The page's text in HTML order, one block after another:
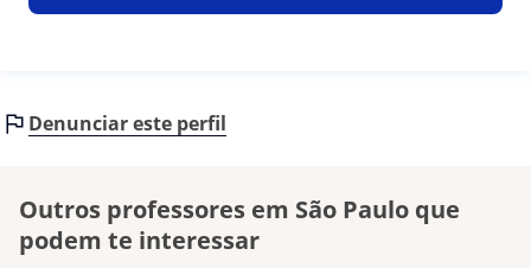
Denunciar este perfil
Outros professores em São Paulo que
podem te interessar